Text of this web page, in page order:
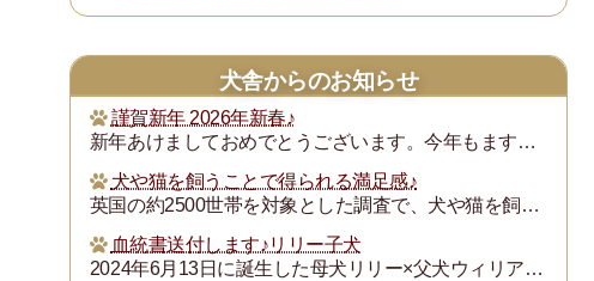
犬舎からのお知らせ
謹賀新年 2026年新春♪
新年あけましておめでとうございます。今年もますます御健勝のこととお慶び申し上げます。また昨年は格別のご厚誼にあずかり、厚く御礼申し上げます。
犬や猫を飼うことで得られる満足感♪
英国の約2500世帯を対象とした調査で、犬や猫を飼うことで得られる満足度は、年収が7万ポンド（約1300万円）増えるのと同じとされたそうです。犬猫を飼っている人...
血統書送付します♪リリー子犬
2024年6月13日に誕生した母犬リリー×父犬ウィリアム子犬のの血統書を飼い主の皆様にお送りいたします。